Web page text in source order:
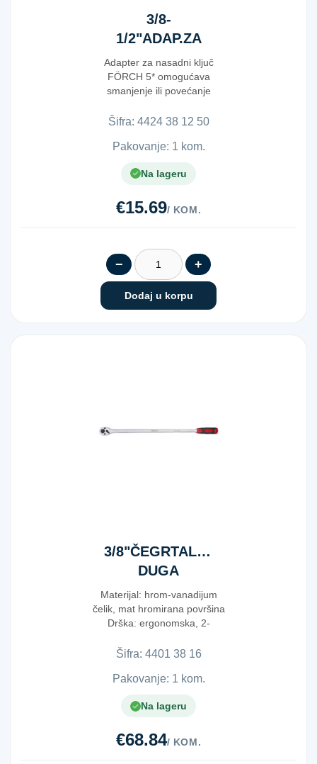
3/8-
1/2"ADAP.ZA
NAS.KLJUČ V
5*
Adapter za nasadni ključ
FÖRCH 5* omogućava
smanjenje ili povećanje
jed...
Šifra: 4​4​2​4​ ​3​8​ ​1​2​ ​5​0​
Pakovanje: 1 kom.
Na lageru
€15.69/ KOM.
− +
Dodaj u korpu
3/8"ČEGRTALJKA
DUGA
Materijal: hrom-vanadijum
čelik, mat hromirana površina
Drška: ergonomska, 2-
Šifra: 4​4​0​1​ ​3​8​ ​1​6​
Pakovanje: 1 kom.
Na lageru
€68.84/ KOM.